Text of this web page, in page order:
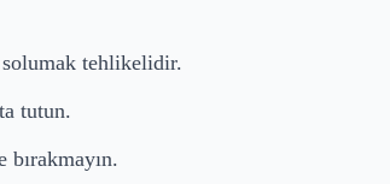
solumak tehlikelidir.
tutun.
bırakmayın.